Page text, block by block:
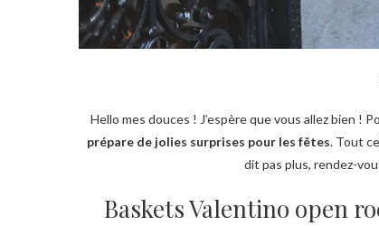
Hello mes douces ! J’espère que vous allez bien !
prépare de jolies surprises pour les fêtes. Tout
dit pas plus, rendez-
Baskets Valentino open